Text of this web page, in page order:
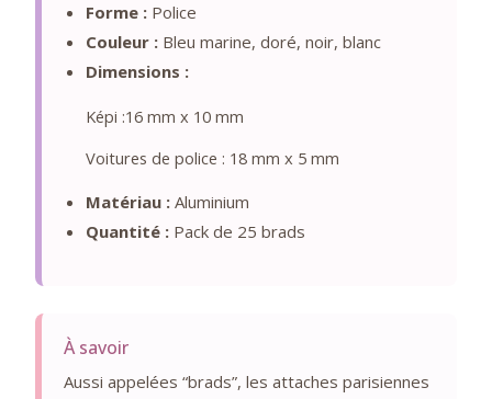
Forme : Police
Couleur : Bleu marine, doré, noir, blanc
Dimensions :
Képi :16 mm x 10 mm
Voitures de police : 18 mm x 5 mm
Matériau : Aluminium
Quantité : Pack de 25 brads
À savoir
Aussi appelées “brads”, les attaches parisiennes